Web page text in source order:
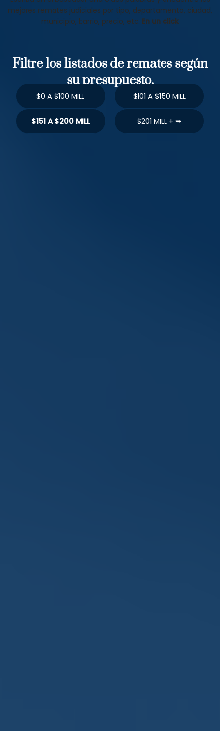
mejores remates judiciales por tipo, departamento, ciudad,
municipio, barrio, precio, etc. En un click
Filtre los listados de remates según
su presupuesto.
$0 A $100 MILL $101 A $150 MILL
$151 A $200 MILL $201 MILL + ➥